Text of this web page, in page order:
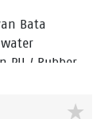
Bata
PU / Rubber